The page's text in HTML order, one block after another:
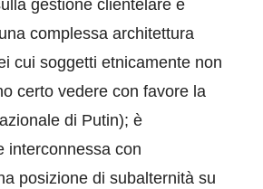
gestione clientelare e
complessa architettura
cui soggetti etnicamente non
certo vedere con favore la
di Putin); è
interconnessa con
posizione di subalternità su